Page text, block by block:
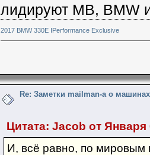
лидируют MB, BMW
2017 BMW 330E IPerformance Exclusive
Re: Заметки mailman-a о
Цитата: Jacob от Января
И, всё равно, по мировым